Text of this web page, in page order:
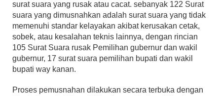
surat suara yang rusak atau cacat. sebanyak 122 Surat
suara yang dimusnahkan adalah surat suara yang tidak
memenuhi standar kelayakan akibat kerusakan cetak,
sobek, atau kesalahan teknis lainnya, dengan rincian
105 Surat Suara rusak Pemilihan gubernur dan wakil
gubernur, 17 surat suara pemilihan bupati dan wakil
bupati way kanan.
Proses pemusnahan dilakukan secara terbuka dengan